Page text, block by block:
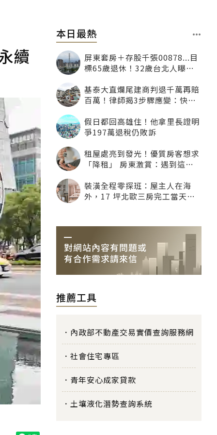
續
本日最熱
屏東套房＋存股千張00878...目
標65歲退休！32歲台北人曝：
基泰大直爛尾建商判退千萬再賠
百萬！律師揭3步驟應變：快通
假日都回高雄住！他拿里長證明
爭197萬退稅仍敗訴
租屋處亮到發光！優質房客想求
「降租」 房東激賞：遇到這種
裝潢全程零探班：屋主人在海
外，17 坪北歐三房完工當天才
推薦工具
內政部不動產交易實價查詢服務網
社會住宅專區
青年安心成家貸款
土壤液化潛勢查詢系統